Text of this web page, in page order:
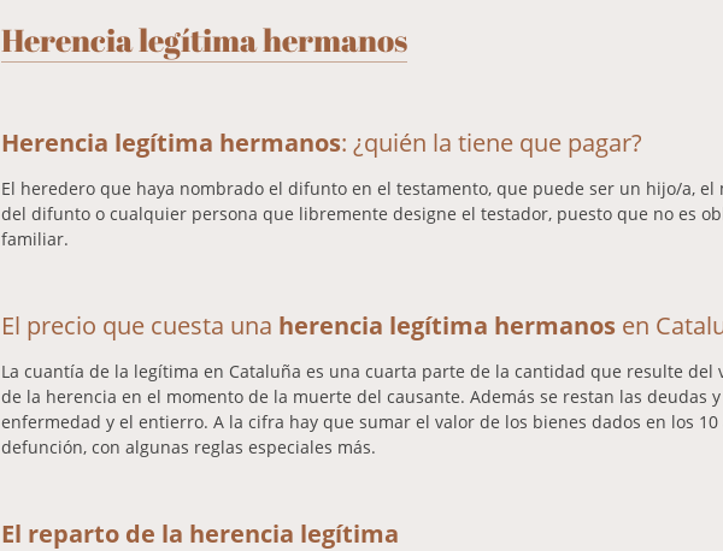
Herencia legítima hermanos
Herencia legítima hermanos: ¿quién la tiene que pagar?
El heredero que haya nombrado el difunto en el testamento, que puede ser un hijo/a, el
del difunto o cualquier persona que libremente designe el testador, puesto que no es
familiar.
El precio que cuesta una herencia legítima hermanos en
La cuantía de la legítima en Cataluña es una cuarta parte de la cantidad que resulte del
de la herencia en el momento de la muerte del causante. Además se restan las deudas
enfermedad y el entierro. A la cifra hay que sumar el valor de los bienes dados en los
defunción, con algunas reglas especiales más.
El reparto de la herencia legítima